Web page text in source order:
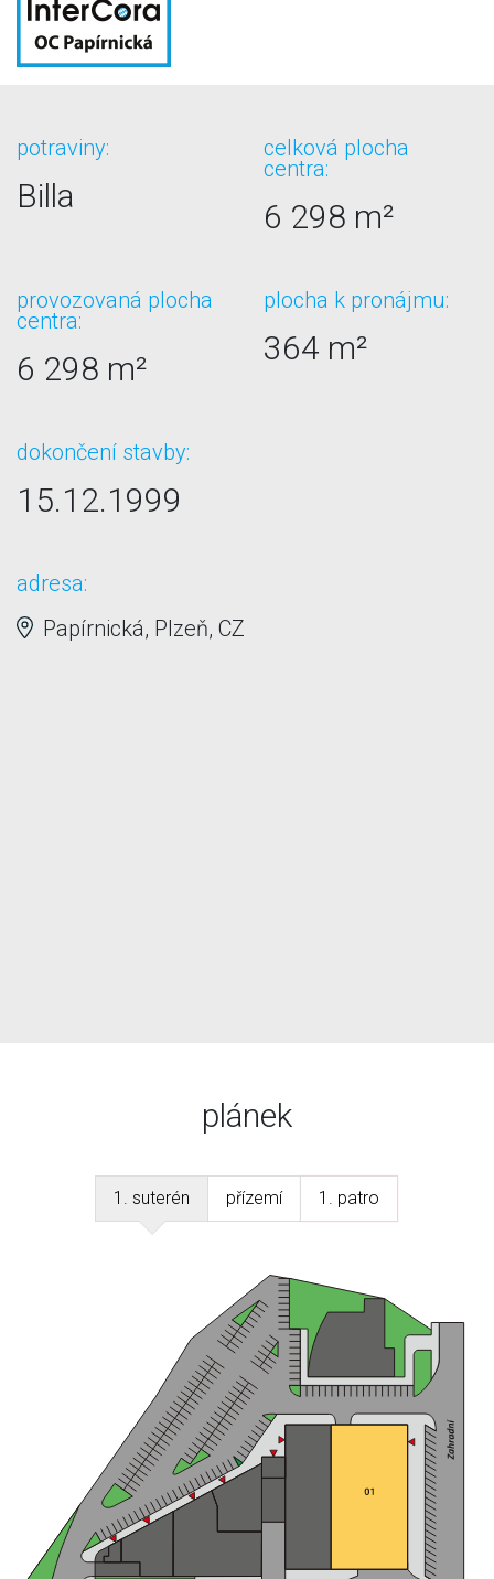
potraviny:
Billa
celková plocha
centra:
6 298 m²
provozovaná plocha
centra:
6 298 m²
plocha k pronájmu:
364 m²
dokončení stavby:
15.12.1999
adresa:
Papírnická, Plzeň, CZ
plánek
1. suterén přízemí 1. patro